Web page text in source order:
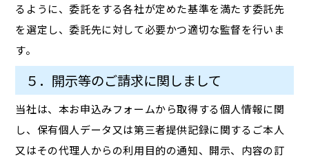
るように、委託をする各社が定めた基準を満たす委託先
を選定し、委託先に対して必要かつ適切な監督を行いま
す。
５．開示等のご請求に関しまして
当社は、本お申込みフォームから取得する個人情報に関
し、保有個人データ又は第三者提供記録に関するご本人
又はその代理人からの利用目的の通知、開示、内容の訂